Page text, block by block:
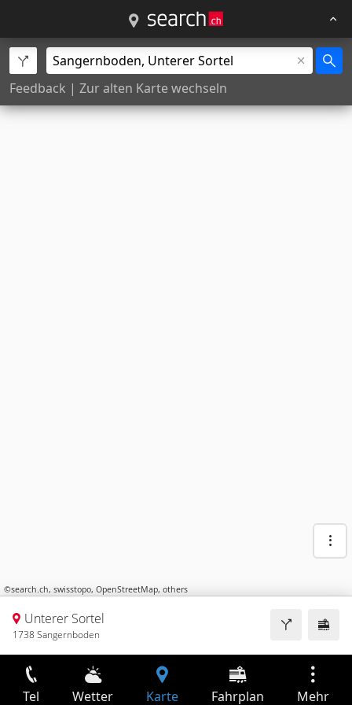
Feedback | Zur alten Karte wechseln
©search.ch, swisstopo, OpenStreetMap, others
Unterer Sortel
1738 Sangernboden
Tel Wetter Karte Fahrplan Mehr